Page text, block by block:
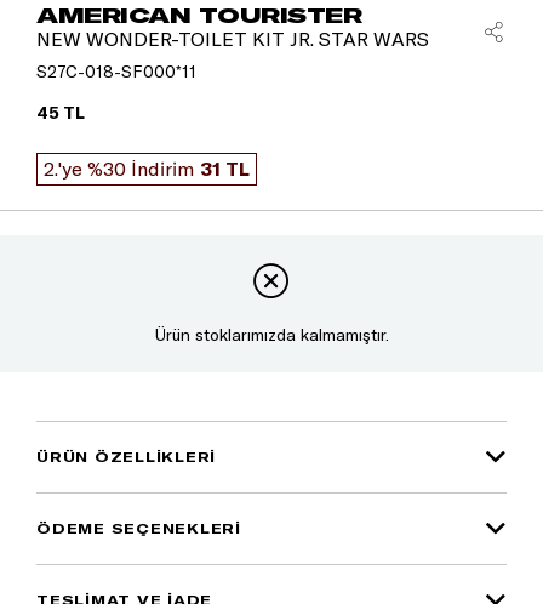
AMERICAN TOURISTER
NEW WONDER-TOILET KIT JR. STAR WARS
S27C-018-SF000*11
45 TL
2.'ye %30 İndirim 31 TL
Ürün stoklarımızda kalmamıştır.
ÜRÜN ÖZELLIKLERI
ÖDEME SEÇENEKLERI
TESLİMAT VE İADE